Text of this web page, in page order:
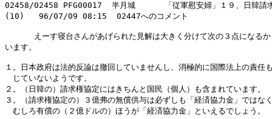
02458/02458 PFG00017  半月城      「従軍慰安婦」１９、日韓請
(10)   96/07/09 08:15  02447へのコメント
えーす寝台さんがあげられた見解は大きく分けて次の３点になる
います。
１。日本政府は法的反論は撤回していませんし、消極的に国際法上の責任
じていないようです。
２。（日韓の）請求権協定にはきちんと国民（個人）も含まれています。
３。（請求権協定の）３億弗の無償供与は必ずしも「経済協力金」ではな
むしろ有償の（２億ドルの）ほうが「経済協力金」といえるでしょう。